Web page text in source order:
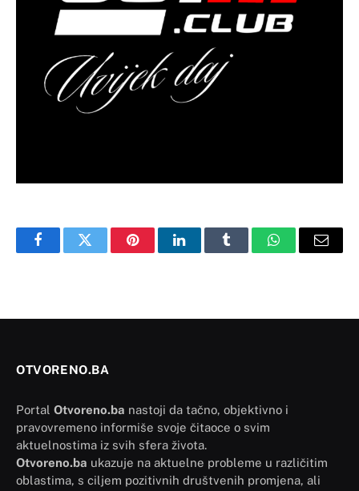
FacebookTwitter PinterestLinkedInTumblr WhatsAppEmail
OTVORENO.BA
Portal Otvoreno.ba nastoji da tačno, objektivno i
pravovremeno informiše svoje čitaoce o svim
aktuelnostima iz svih sfera života.
Otvoreno.ba ukazuje na aktuelne probleme u različitim
oblastima, s ciljem pozitivnih društvenih promjena, ali